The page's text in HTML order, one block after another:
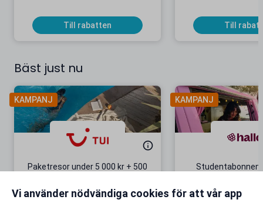
Till rabatten Till
Bäst just nu
KAMPANJ
Paketresor under 5 000 kr + 500
Gäller även på redan prissänkta
KAMPANJ
+ 20 GB
Vi använder nödvändiga cookies för att vår app